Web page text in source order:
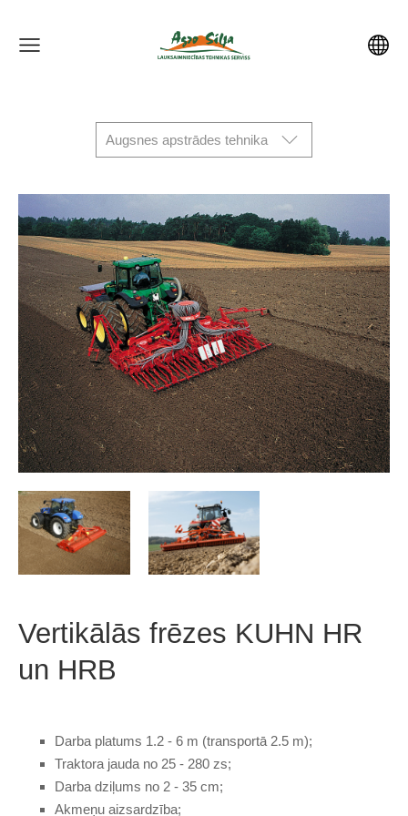
Augsnes apstrādes tehnika
Vertikālās frēzes KUHN HR
un HRB
Darba platums 1.2 - 6 m (transportā 2.5 m);
Traktora jauda no 25 - 280 zs;
Darba dziļums no 2 - 35 cm;
Akmeņu aizsardzība;